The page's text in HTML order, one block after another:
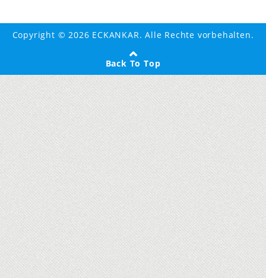
Copyright © 2026 ECKANKAR. Alle Rechte vorbehalten.
Back To Top